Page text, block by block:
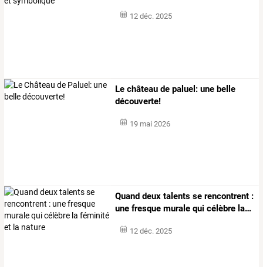
12 déc. 2025
Le château de paluel: une belle
découverte!
19 mai 2026
Quand deux talents se rencontrent :
une fresque murale qui célèbre la…
12 déc. 2025